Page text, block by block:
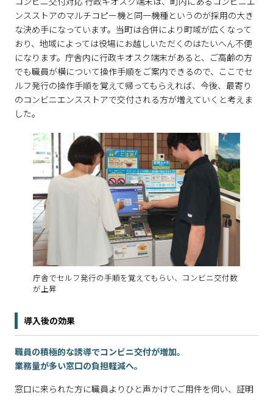
ンスストアのマルチコピー機と同一機種というのが採用の大き
な決め手になっています。当町は合併により町域が広くなって
おり、地域によっては役場にお越しいただくのはたいへん不便
になります。庁舎内に行政キオスク端末があると、ご高齢の方
でも職員が横について操作手順をご案内できるので、ここでセ
ルフ発行の操作手順を覚えて帰ってもらえれば、今後、最寄り
のコンビニエンスストアで交付される方が増えていくと考えま
した。
庁舎でセルフ発行の手順を覚えてもらい、コンビニ交付数
が上昇
導入後の効果
職員の積極的な誘導でコンビニ交付が増加。
業務量が多い窓口の負担軽減へ。
窓口に来られた方に職員よりひと声かけてご用件を伺い、証明